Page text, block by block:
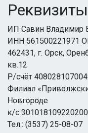
Реквизиты
ИП Савин Владимир
ИНН 561500221971
462431, г. Орск,
кв.12
Р/счёт
Филиал
Новгороде
к/с
Тел.: (3537) 25-08-07